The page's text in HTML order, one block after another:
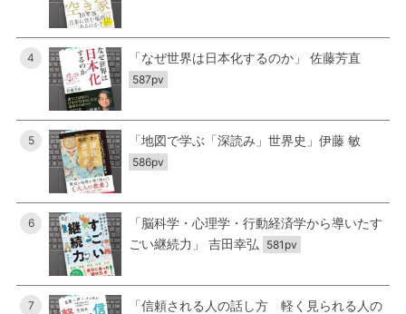
4 「なぜ世界は日本化するのか」 佐藤芳直
587pv
5 「地図で学ぶ「深読み」世界史」伊藤 敏
586pv
6
「脳科学・心理学・行動経済学から導いたす
ごい継続力」 吉田幸弘
581pv
7
「信頼される人の話し方 軽く見られる人の